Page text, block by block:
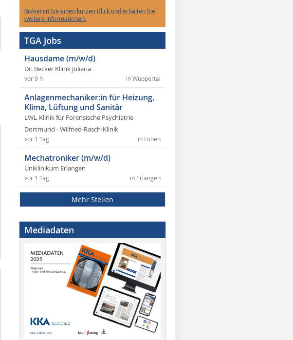
Riskieren Sie einen kurzen Blick und erhalten Sie
weitere Informationen.
TGA Jobs
Hausdame (m/w/d)
Dr. Becker Klinik Juliana
in Wuppertal
vor 9 h
Anlagenmechaniker:in für Heizung,
Klima, Lüftung und Sanitär
LWL-Klinik für Forensische Psychiatrie
Dortmund - Wilfried-Rasch-Klinik
in Lünen
vor 1 Tag
Mechatroniker (m/w/d)
Uniklinikum Erlangen
in Erlangen
vor 1 Tag
Mehr Stellen
Mediadaten